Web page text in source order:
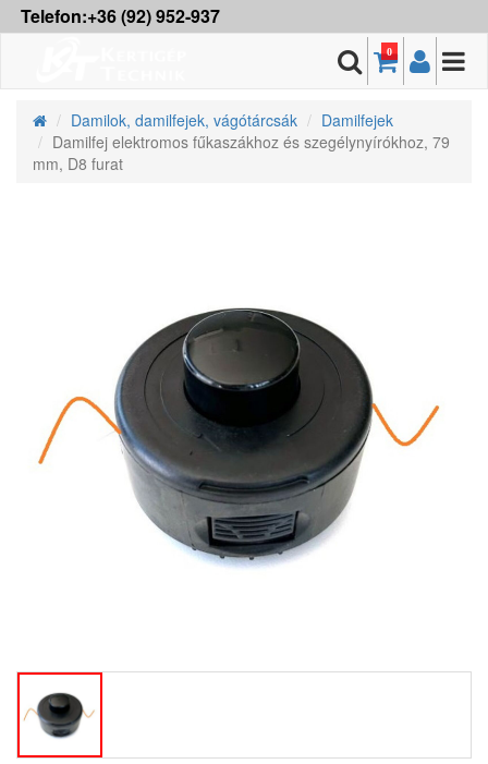
Telefon:+36 (92) 952-937
0
Damilok, damilfejek, vágótárcsák
Damilfejek
Damilfej elektromos fűkaszákhoz és szegélynyírókhoz, 79
mm, D8 furat